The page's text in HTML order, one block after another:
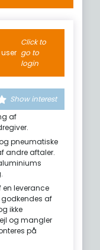
Click to
go to
login
Show interest
af
pneumatiske
andre aftaler.
leverance
af
ikke
og mangler
på